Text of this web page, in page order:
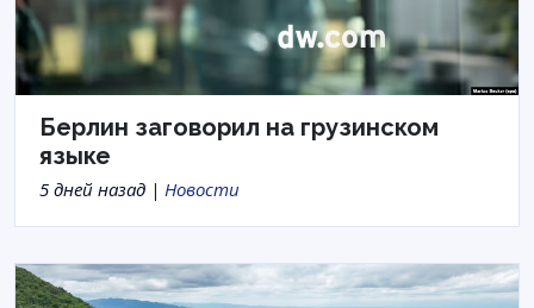
Берлин заговорил на грузинском
языке
5 дней назад | Новости